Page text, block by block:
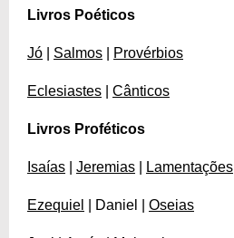
Livros Poéticos
Jó Salmos Provérbios
Eclesiastes Cânticos
Livros Proféticos
Isaías Jeremias Lamentações
Ezequiel | Daniel | Oseias